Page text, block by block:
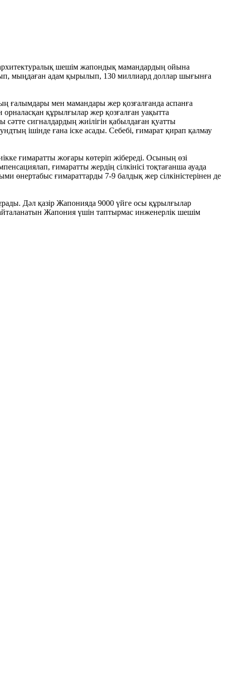
шешім жапондық мамандардың ойына
мыңдаған адам қырылып, 130 миллиард доллар шығынға
ғалымдары мен мамандары жер қозғалғанда аспанға
құрылғылар жер қозғалған уақытта
сигналдардың жиілігін қабылдаған қуатты
ішінде ғана іске асады. Себебі, ғимарат қирап қалмау
ғимаратты жоғары көтеріп жібереді. Осының өзі
ғимаратты жердің сілкінісі тоқтағанша ауада
өнертабыс ғимараттарды 7-9 балдық жер сілкіністерінен де
Дәл қазір Жапонияда 9000 үйге осы құрылғылар
Жапония үшін таптырмас инженерлік шешім